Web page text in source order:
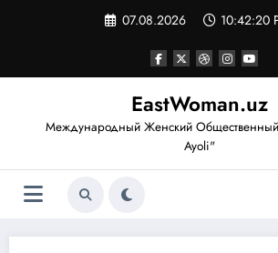
07.08.2026 10:42:21
EastWoman.uz
Международный Женский
Ayoli"